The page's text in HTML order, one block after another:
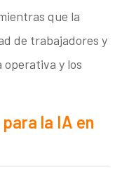
que la
de trabajadores y
y los
la IA en